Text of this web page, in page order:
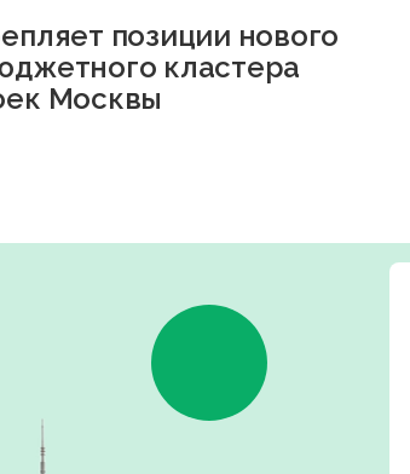
позиции нового
кластера
Москвы